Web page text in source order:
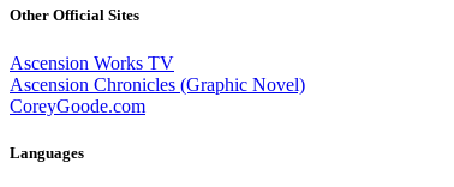
Other Official Sites
Ascension Works TV
Ascension Chronicles (Graphic Novel)
CoreyGoode.com
Languages